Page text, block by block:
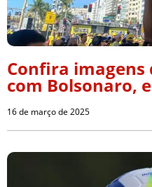
Confira
com Bolsonaro,
16 de março de 2025